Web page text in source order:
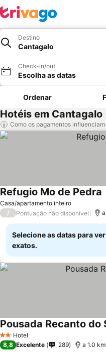
Destino
Cantagalo
Check-in/out
Escolha as datas
Ordenar
Hotéis em Cantagalo
Como os pagamentos
Casa/apartamento inteiro
Refugio Mo de Pedra
/ Pontuação não disponível
Selecione as datas para
exatos.
2 Estrelas
Hotel
Pousada Recanto do
8,8 Excelente 289 a 1.0